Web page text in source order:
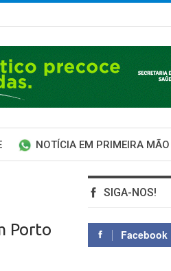
NOTÍCIA EM PRIMEIRA MÃO
Porto
SIGA-NOS!
Facebook